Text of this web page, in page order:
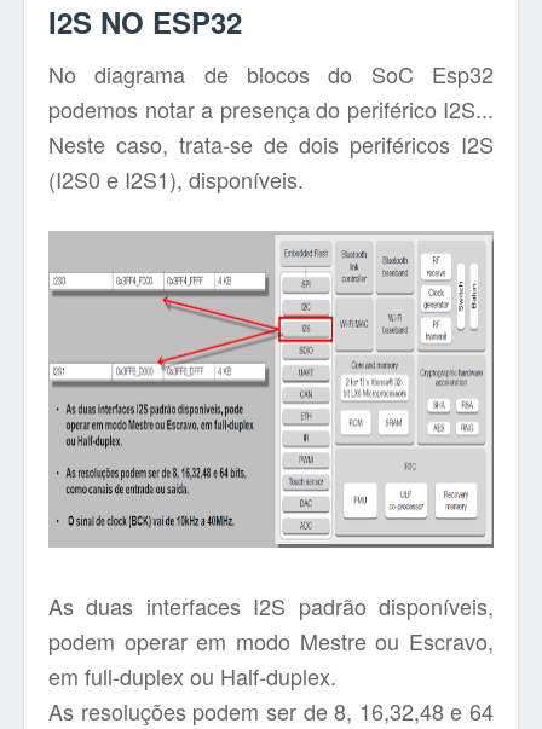
I2S NO ESP32
No diagrama de blocos do SoC Esp32
podemos notar a presença do periférico I2S...
Neste caso, trata-se de dois periféricos I2S
(I2S0 e I2S1), disponíveis.
As duas interfaces I2S padrão disponíveis,
podem operar em modo Mestre ou Escravo,
em full-duplex ou Half-duplex.
As resoluções podem ser de 8, 16,32,48 e 64